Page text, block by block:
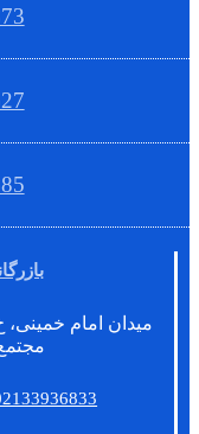
میدان امام خمینی،